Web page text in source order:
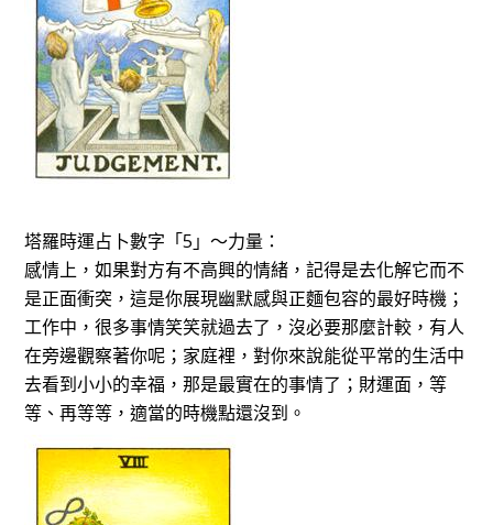
塔羅時運占卜數字「5」～力量：
感情上，如果對方有不高興的情緒，記得是去化解它而不
是正面衝突，這是你展現幽默感與正麵包容的最好時機；
工作中，很多事情笑笑就過去了，沒必要那麼計較，有人
在旁邊觀察著你呢；家庭裡，對你來說能從平常的生活中
去看到小小的幸福，那是最實在的事情了；財運面，等
等、再等等，適當的時機點還沒到。